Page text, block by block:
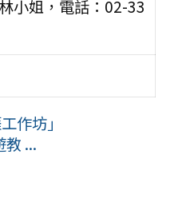
小姐，電話：02-33
作坊」
...